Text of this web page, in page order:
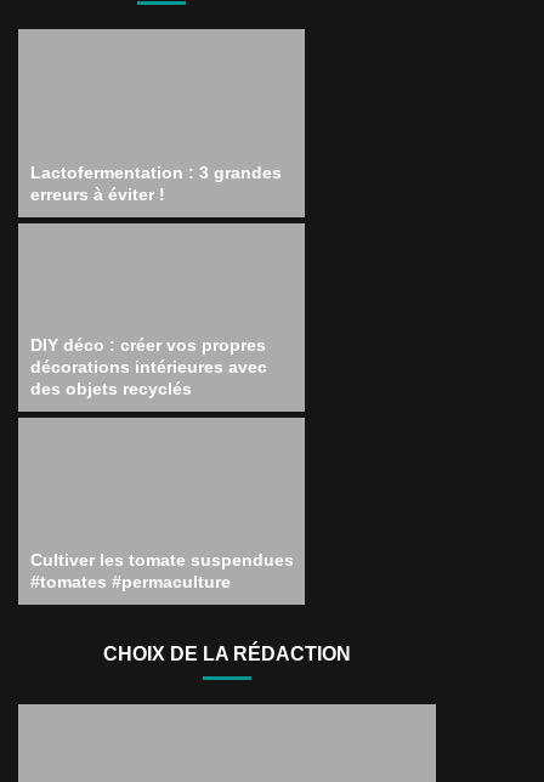
Lactofermentation : 3 grandes
erreurs à éviter !
DIY déco : créer vos propres
décorations intérieures avec
des objets recyclés
Cultiver les tomate suspendues
#tomates #permaculture
CHOIX DE LA RÉDACTION